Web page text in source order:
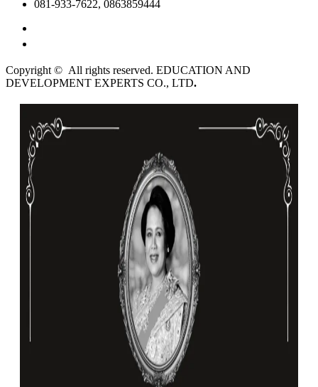
081-933-7622, 0863859444
Copyright © All rights reserved. EDUCATION AND
DEVELOPMENT EXPERTS CO., LTD.